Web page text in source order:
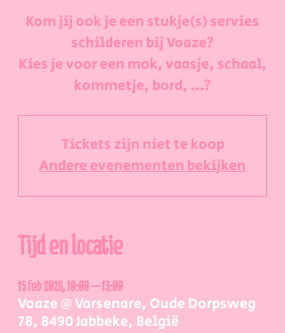
Kom jij ook je een stukje(s) servies
schilderen bij Voaze?
Kies je voor een mok, vaasje, schaal,
kommetje, bord, ...?
Tickets zijn niet te koop
Andere evenementen bekijken
Tijd en locatie
15 feb 2026, 10:00 – 13:00
Voaze @ Varsenare, Oude Dorpsweg
78, 8490 Jabbeke, België